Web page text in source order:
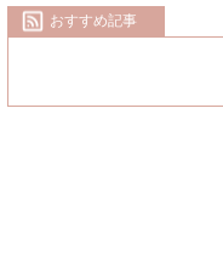
おすすめ記事